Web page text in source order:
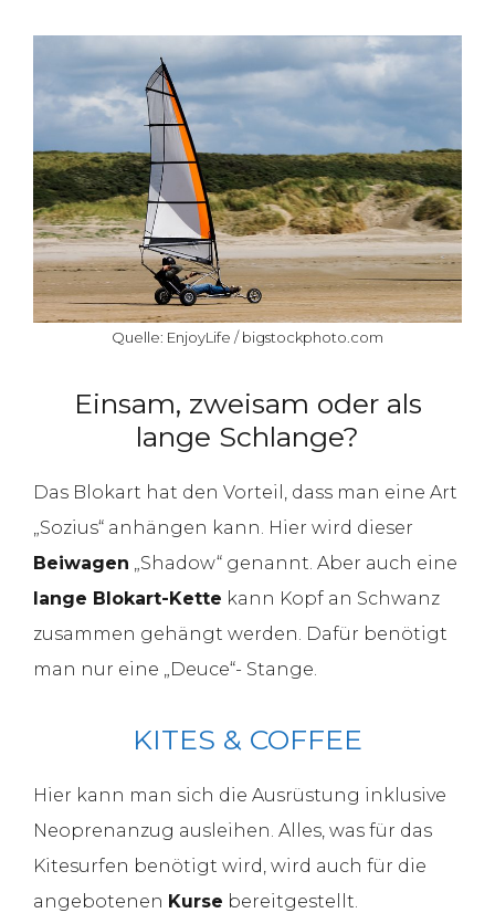
Quelle: EnjoyLife / bigstockphoto.com
Einsam, zweisam oder als
lange Schlange?
Das Blokart hat den Vorteil, dass man eine Art
„Sozius“ anhängen kann. Hier wird dieser
Beiwagen „Shadow“ genannt. Aber auch eine
lange Blokart-Kette kann Kopf an Schwanz
zusammen gehängt werden. Dafür benötigt
man nur eine „Deuce“- Stange.
KITES & COFFEE
Hier kann man sich die Ausrüstung inklusive
Neoprenanzug ausleihen. Alles, was für das
Kitesurfen benötigt wird, wird auch für die
angebotenen Kurse bereitgestellt.